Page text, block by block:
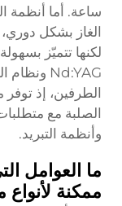
الغاز بشكل
لكنها تتميّز
الطرفين، إذ توفر
الصلبة مع
وأنظمة التبريد.
ما العوامل
ممكنة لأنواع